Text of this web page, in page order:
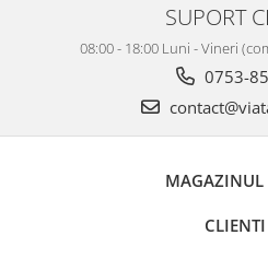
SUPORT
08:00 - 18:00 Luni - Vineri
0753-
MAGAZINUL
CLIENTI